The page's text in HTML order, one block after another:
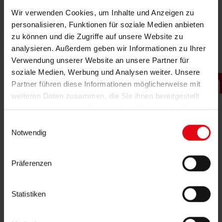
Wir verwenden Cookies, um Inhalte und Anzeigen zu
personalisieren, Funktionen für soziale Medien anbieten
zu können und die Zugriffe auf unsere Website zu
analysieren. Außerdem geben wir Informationen zu Ihrer
Verwendung unserer Website an unsere Partner für
soziale Medien, Werbung und Analysen weiter. Unsere
Partner führen diese Informationen möglicherweise mit
weiteren Daten zusammen, die Sie ihnen bereitgestellt
Notwendig
Präferenzen
Statistiken
+ schutz
(BImSchG) verfolgt das Ziel, Menschen, Tiere
und Pflanzen, den Boden, das Wasser, die